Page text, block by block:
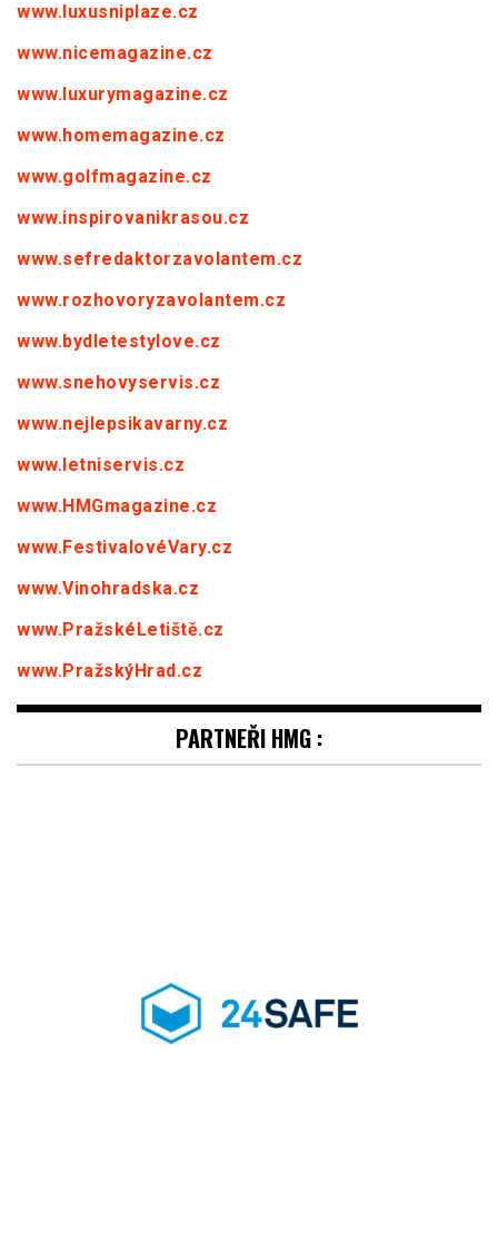
www.luxusniplaze.cz
www.nicemagazine.cz
www.luxurymagazine.cz
www.homemagazine.cz
www.golfmagazine.cz
www.inspirovanikrasou.cz
www.sefredaktorzavolantem.cz
www.rozhovoryzavolantem.cz
www.bydletestylove.cz
www.snehovyservis.cz
www.nejlepsikavarny.cz
www.letniservis.cz
www.HMGmagazine.cz
www.FestivalovéVary.cz
www.Vinohradska.cz
www.PražskéLetiště.cz
www.PražskýHrad.cz
PARTNEŘI HMG :